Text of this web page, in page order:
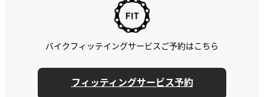
バイクフィッテイングサービスご予約はこちら
フィッティングサービス予約